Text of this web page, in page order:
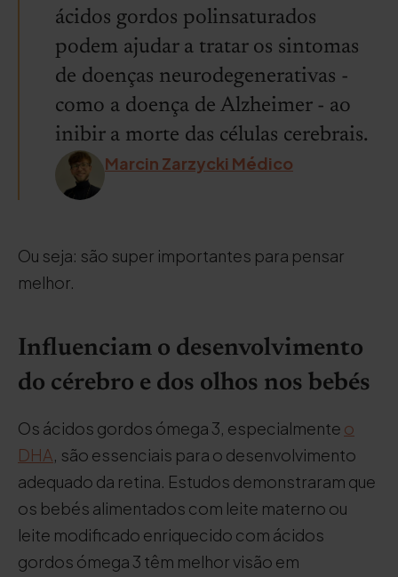
ácidos gordos polinsaturados
podem ajudar a tratar os sintomas
de doenças neurodegenerativas -
como a doença de Alzheimer - ao
inibir a morte das células cerebrais.
Marcin Zarzycki Médico
Ou seja: são super importantes para pensar
melhor.
Influenciam o desenvolvimento
do cérebro e dos olhos nos bebés
Os ácidos gordos ómega 3, especialmente o
DHA, são essenciais para o desenvolvimento
adequado da retina. Estudos demonstraram que
os bebés alimentados com leite materno ou
leite modificado enriquecido com ácidos
gordos ómega 3 têm melhor visão em